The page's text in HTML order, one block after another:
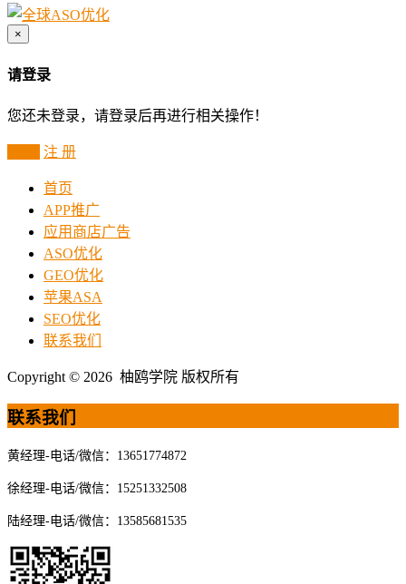
×
请登录
您还未登录，请登录后再进行相关操作！
注 册
首页
APP推广
应用商店广告
ASO优化
GEO优化
苹果ASA
SEO优化
联系我们
Copyright © 2026 柚鸥学院 版权所有
联系我们
黄经理-电话/微信：13651774872
徐经理-电话/微信：15251332508
陆经理-电话/微信：13585681535